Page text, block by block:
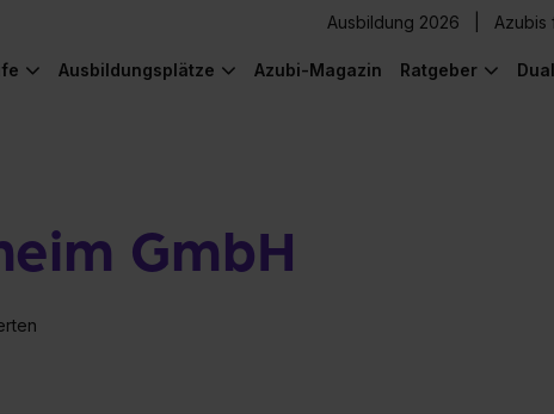
Ausbildung 2026 Azubis
Ausbildungsplätze Azubi-Magazin Ratgeber
GmbH